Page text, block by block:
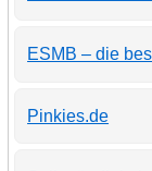
ESMB – die
Pinkies.de